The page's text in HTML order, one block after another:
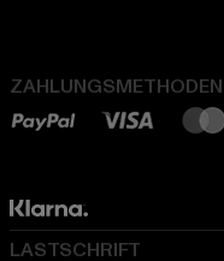
ZAHLUNGSMETHODEN
LASTSCHRIFT